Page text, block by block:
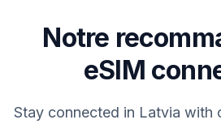
Notre
eSIM
Stay connected in Latvia with